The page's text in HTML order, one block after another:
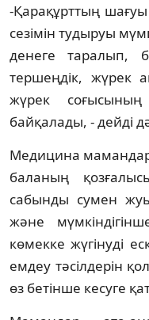
-Қарақұрттың
сезімін тудыруы
денеге таралып,
тершеңдік, жүрек
жүрек соғысының
байқалады, - дейді
Медицина
баланың
сабынды сумен
және
көмекке жүгінуді
емдеу тәсілдерін
өз бетінше кесуге